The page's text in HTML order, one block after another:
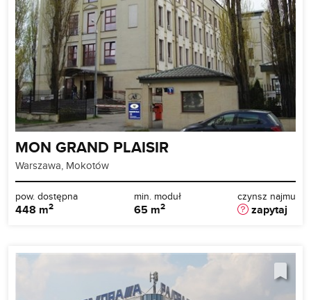
MON GRAND PLAISIR
Warszawa, Mokotów
pow. dostępna
448 m2
min. moduł
65 m2
czynsz najmu
zapytaj